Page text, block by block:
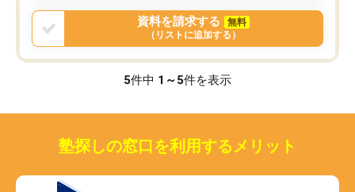
資料を請求する
無料
（リストに追加する）
5件中 1～5件を表示
塾探しの窓口を利用するメリット